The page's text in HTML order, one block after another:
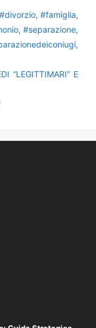
#divorzio, #famiglia,
, #separazione,
,
“LEGITTIMARI” E